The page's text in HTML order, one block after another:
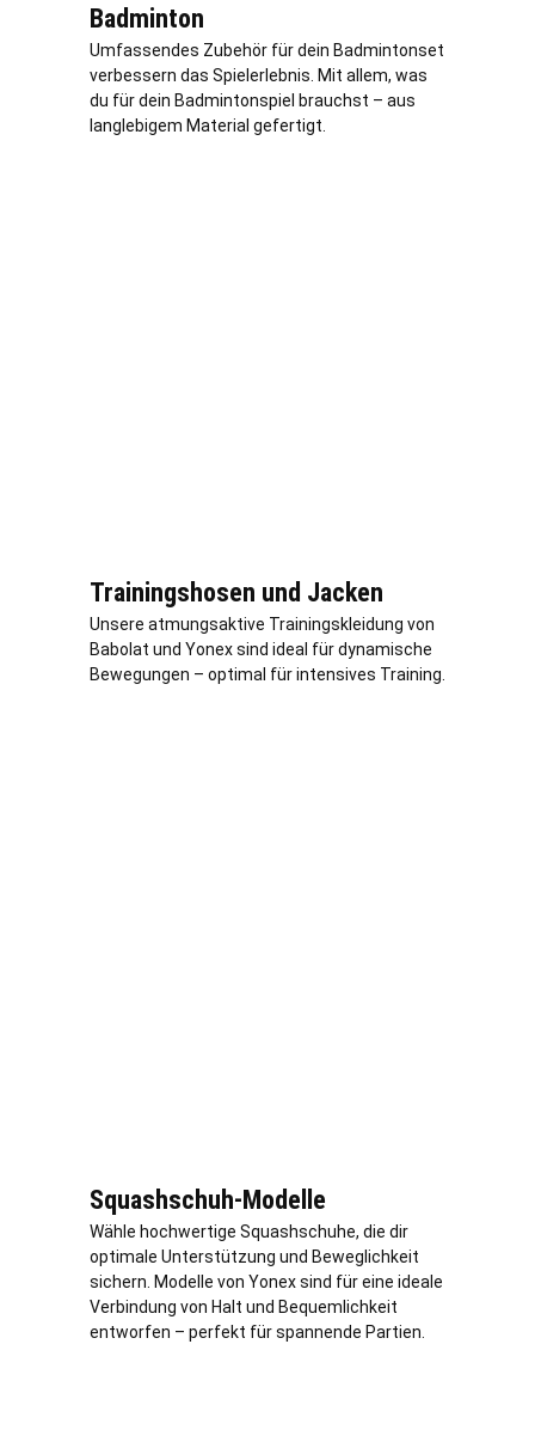
Badminton
Umfassendes Zubehör für dein Badmintonset
verbessern das Spielerlebnis. Mit allem, was
du für dein Badmintonspiel brauchst – aus
langlebigem Material gefertigt.
Trainingshosen und Jacken
Unsere atmungsaktive Trainingskleidung von
Babolat und Yonex sind ideal für dynamische
Bewegungen – optimal für intensives Training.
Squashschuh-Modelle
Wähle hochwertige Squashschuhe, die dir
optimale Unterstützung und Beweglichkeit
sichern. Modelle von Yonex sind für eine ideale
Verbindung von Halt und Bequemlichkeit
entworfen – perfekt für spannende Partien.